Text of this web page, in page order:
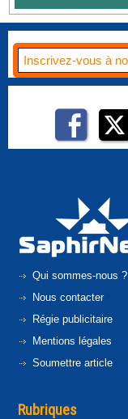
Qui sommes-nous ?
Nous contacter
Régie publicitaire
Mentions légales
Soumettre article
Rubriques